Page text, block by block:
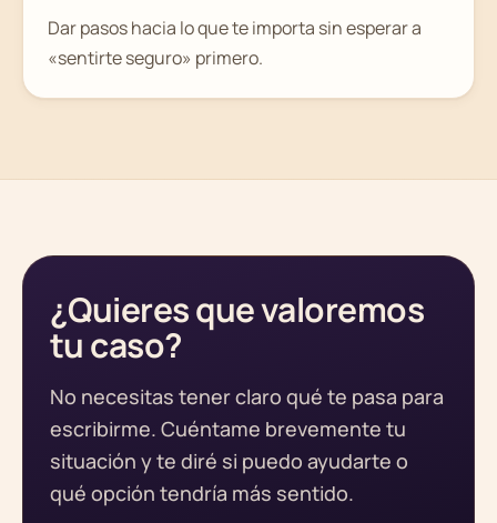
Dar pasos hacia lo que te importa sin esperar a
«sentirte seguro» primero.
¿Quieres que valoremos
tu caso?
No necesitas tener claro qué te pasa para
escribirme. Cuéntame brevemente tu
situación y te diré si puedo ayudarte o
qué opción tendría más sentido.